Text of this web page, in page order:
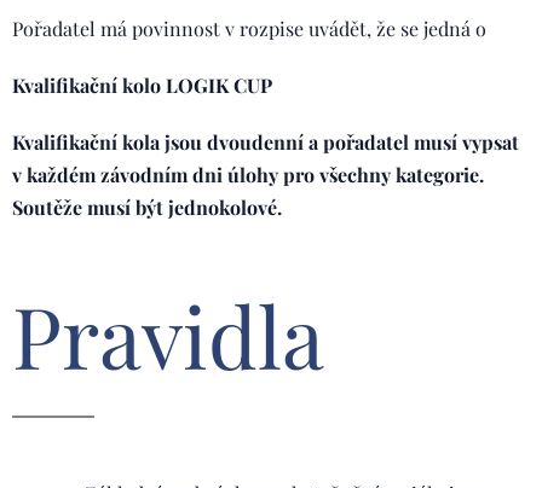
Pořadatel má povinnost v rozpise uvádět, že se jedná o
Kvalifikační kolo LOGIK CUP
Kvalifikační kola jsou dvoudenní a pořadatel musí vypsat
v každém závodním dni úlohy pro všechny kategorie.
Soutěže musí být jednokolové.
Pravidla